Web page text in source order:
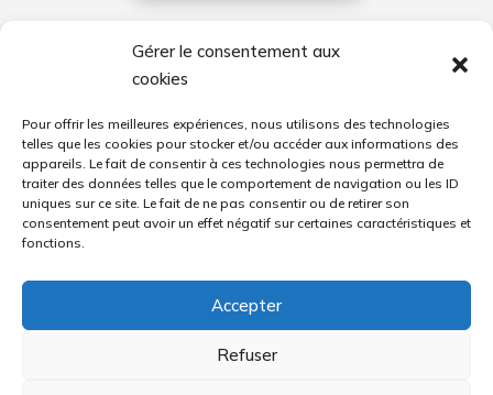
Gérer le consentement aux
cookies
Pour offrir les meilleures expériences, nous utilisons des technologies
telles que les cookies pour stocker et/ou accéder aux informations des
appareils. Le fait de consentir à ces technologies nous permettra de
traiter des données telles que le comportement de navigation ou les ID
uniques sur ce site. Le fait de ne pas consentir ou de retirer son
consentement peut avoir un effet négatif sur certaines caractéristiques et
fonctions.
Accepter
Refuser
Mentions légales
Politique de confidentialité
Réalisations
CATALOGUES
CALCULATEUR ETSY GRATUIT